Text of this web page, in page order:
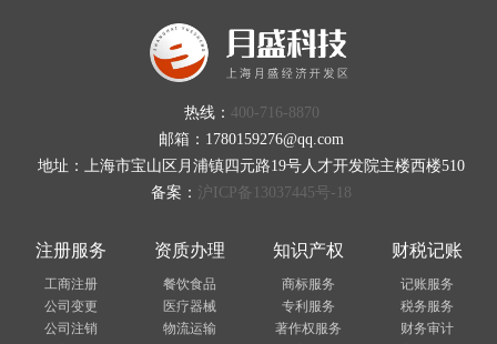
热线： 400-716-8870
邮箱：1780159276@qq.com
地址：上海市宝山区月浦镇四元路19号人才开发院主楼西楼510
备案： 沪ICP备13037445号-18
注册服务
工商注册
公司变更
公司注销
资质办理
餐饮食品
医疗器械
物流运输
知识产权
商标服务
专利服务
著作权服务
财税记账
记账服务
税务服务
财务审计